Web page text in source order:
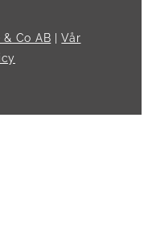
& Co AB |Vår